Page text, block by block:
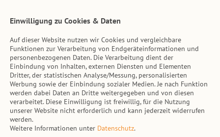
Inhalt
Tierarzt-Suche
Hinweise
AGB
Impressum
Datenschutz
Einwilligung zu Cookies & Daten
Auf dieser Website nutzen wir Cookies und vergleichbare
Funktionen zur Verarbeitung von Endgeräteinformationen und
personenbezogenen Daten. Die Verarbeitung dient der
Einbindung von Inhalten, externen Diensten und Elementen
Dritter, der statistischen Analyse/Messung, personalisierten
Werbung sowie der Einbindung sozialer Medien. Je nach Funktion
werden dabei Daten an Dritte weitergegeben und von diesen
verarbeitet. Diese Einwilligung ist freiwillig, für die Nutzung
unserer Website nicht erforderlich und kann jederzeit widerrufen
werden.
Weitere Informationen unter Datenschutz.